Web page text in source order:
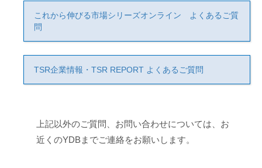
これから伸びる市場シリーズオンライン よくあるご質
問
TSR企業情報・TSR REPORT よくあるご質問
上記以外のご質問、お問い合わせについては、お
近くのYDBまでご連絡をお願いします。